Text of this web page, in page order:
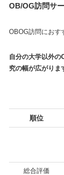
OB/OG訪問サ
OBOG訪問におす
自分の大学以外の
究の幅が広がりま
順位
総合評価